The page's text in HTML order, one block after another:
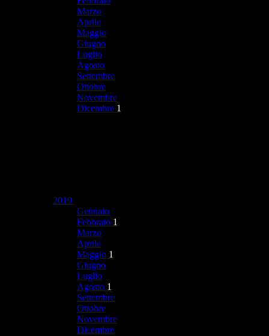
Marzo
Aprile
Maggio
Giugno
Luglio
Agosto
Settembre
Ottobre
Novembre
Dicembre 1
2019
Gennaio
Febbraio 1
Marzo
Aprile
Maggio 1
Giugno
Luglio
Agosto 1
Settembre
Ottobre
Novembre
Dicembre